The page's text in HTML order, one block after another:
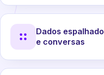
Dados
e conversas